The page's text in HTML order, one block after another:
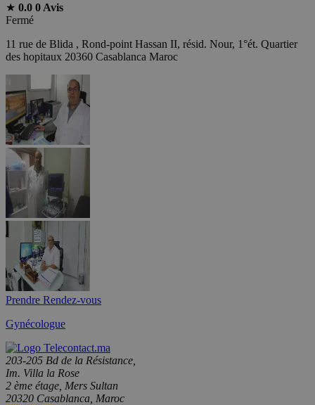
★ 0.0 0 Avis
Fermé
11 rue de Blida , Rond-point Hassan II, résid. Nour, 1°ét. Quartier
des hopitaux 20360 Casablanca Maroc
Prendre Rendez-vous
Gynécologue
203-205 Bd de la Résistance,
Im. Villa la Rose
2 ème étage, Mers Sultan
20320 Casablanca, Maroc